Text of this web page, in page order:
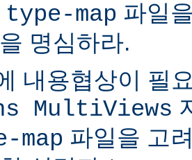
type-map 파일
명심하라.
내용협상이 필
MultiViews
map 파일을 고